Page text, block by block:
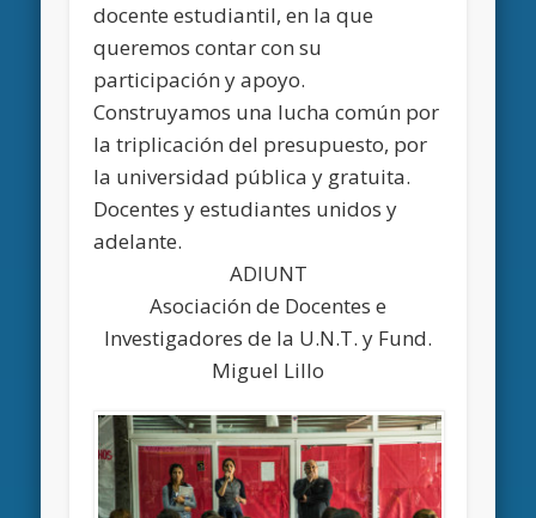
docente estudiantil, en la que
queremos contar con su
participación y apoyo.
Construyamos una lucha común por
la triplicación del presupuesto, por
la universidad pública y gratuita.
Docentes y estudiantes unidos y
adelante.
ADIUNT
Asociación de Docentes e
Investigadores de la U.N.T. y Fund.
Miguel Lillo